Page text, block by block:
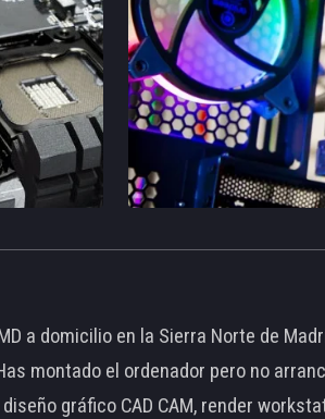
a domicilio en la Sierra Norte de
montado el ordenador pero no
gráfico CAD CAM, render